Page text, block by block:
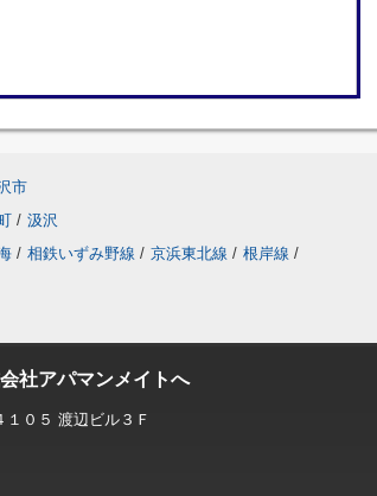
市
/ 汲沢
/ 相鉄いずみ野線 / 京浜東北線 / 根岸線 /
社アパマンメイトへ
０５ 渡辺ビル３Ｆ